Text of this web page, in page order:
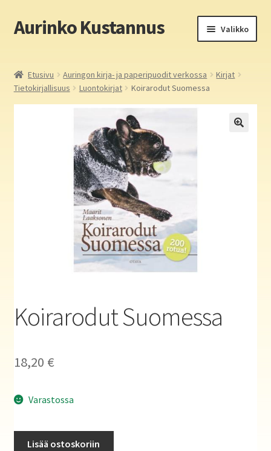
Siirry
navigointiin
Siirry
sisältöön
Aurinko Kustannus Valikko
Yritys
Aurinko Kustannus: kirjat
Auringon kirja- ja paperipuodit verkossa
Etusivu Auringon kirja- ja paperipuodit verkossa
Kirjat
Tietokirjallisuus
Luontokirjat Koirarodut Suomessa
Koirarodut Suomessa
18,20 €
Varastossa
Lisää ostoskoriin